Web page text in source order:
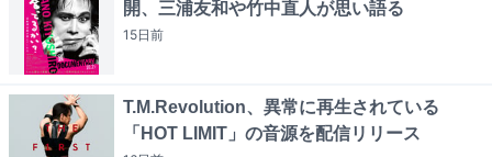
開、三浦友和や竹中直人が思い語る
15日前
T.M.Revolution、異常に再生されている
「HOT LIMIT」の音源を配信リリース